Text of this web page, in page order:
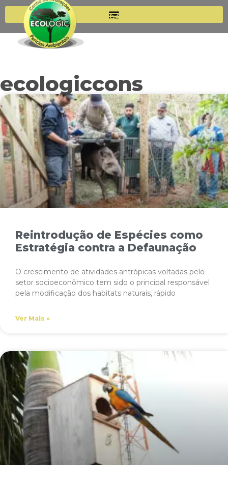
(11) 99264-6920
ecologiccons
Reintrodução de Espécies como
Estratégia contra a Defaunação
O crescimento de atividades antrópicas voltadas pelo
setor socioeconômico tem sido o principal responsável
pela modificação dos habitats naturais, rápido
Ver Mais »